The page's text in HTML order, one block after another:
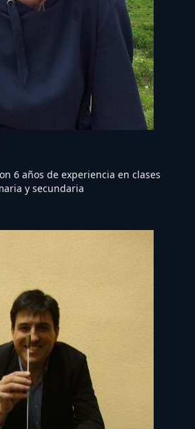
6 años de experiencia en clases
y secundaria